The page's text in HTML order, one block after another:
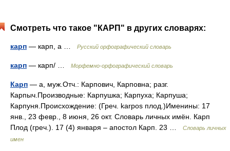
Смотреть что такое "КАРП" в других словарях:
карп — карп, а … Русский орфографический словарь
карп — карп/ … Морфемно-орфографический словарь
Карп — а, муж.Отч.: Карпович, Карповна; разг.
Карпыч.Производные: Карпушка; Карпуха; Карпуша;
Карпуня.Происхождение: (Греч. karpos плод.)Именины: 17
янв., 23 февр., 8 июня, 26 окт. Словарь личных имён. Карп
Плод (греч.). 17 (4) января – апостол Карп. 23 …
Словарь личных
имен